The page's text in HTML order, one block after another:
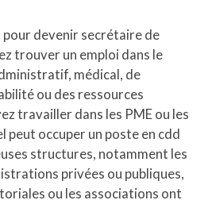
devenir secrétaire de
trouver un emploi dans le
médical, de
ou des ressources
travailler dans les PME ou les
peut occuper un poste en cdd
structures, notamment les
privées ou publiques,
ou les associations ont